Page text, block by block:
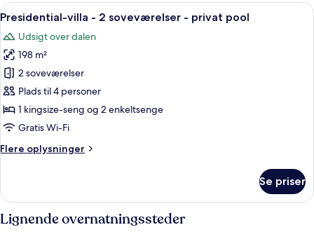
2
Indlæs
alle
billeder
af
Presidential-
villa
-
2
-
Et rummeligt soveværelse med en
9
Presidential-villa - 2 soveværelser - privat pool
Udsigt over dalen
198 m²
2 soveværelser
Plads til 4 personer
1 kingsize-seng og 2 enkeltsenge
Gratis Wi-Fi
Flere oplysninger
Flere
villa
2
Se priser
Lignende overnatningssteder